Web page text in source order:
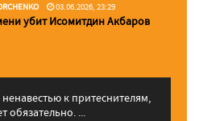
03.06.2026, 23:29
убит Исомитдин Акбаров
к притеснителям,
обязательно. ...